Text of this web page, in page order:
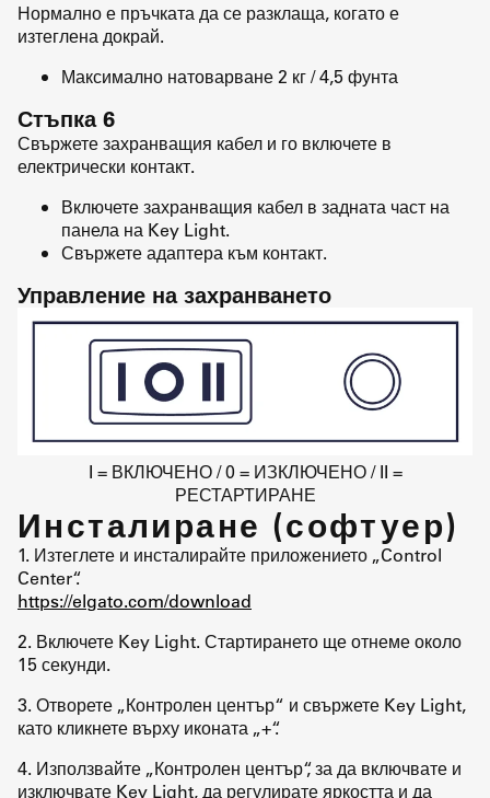
Нормално е пръчката да се разклаща, когато е
изтеглена докрай.
Максимално натоварване 2 кг / 4,5 фунта
Стъпка 6
Свържете захранващия кабел и го включете в
електрически контакт.
Включете захранващия кабел в задната част на
панела на Key Light.
Свържете адаптера към контакт.
Управление на захранването
I = ВКЛЮЧЕНО / 0 = ИЗКЛЮЧЕНО / II =
РЕСТАРТИРАНЕ
Инсталиране (софтуер)
1. Изтеглете и инсталирайте приложението „Control
Center“.
https://elgato.com/download
2. Включете Key Light. Стартирането ще отнеме около
15 секунди.
3. Отворете „Контролен център“ и свържете Key Light,
като кликнете върху иконата „+“.
4. Използвайте „Контролен център“, за да включвате и
изключвате Key Light, да регулирате яркостта и да